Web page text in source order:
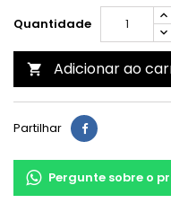
Quantidade
 Adicionar ao
Partilhar
Pergunte sobre o